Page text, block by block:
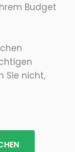
Budget
Sie nicht,